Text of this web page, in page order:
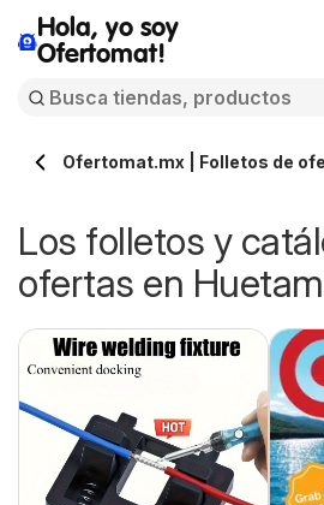
Hola, yo soy
Ofertomat!
Ofertomat.mx | Folletos de
Los folletos y
ofertas en